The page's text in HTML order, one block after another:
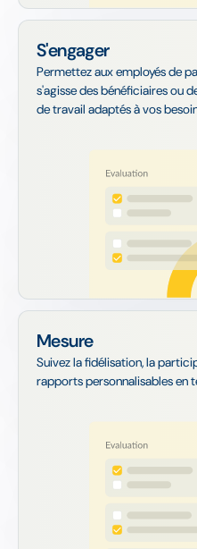
S'engager
Permettez aux employés de
s'agisse des bénéficiaires ou
de travail adaptés à vos
Mesure
Suivez la fidélisation, la
rapports personnalisables en